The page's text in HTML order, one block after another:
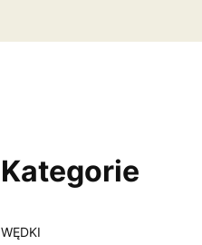
Kategorie
WĘDKI